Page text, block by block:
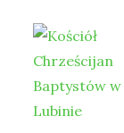
content